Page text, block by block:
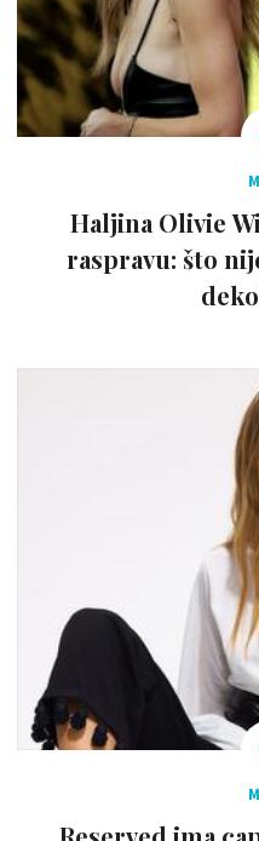
Haljina Olivie
raspravu: što